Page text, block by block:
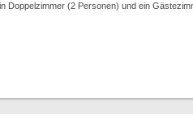
Doppelzimmer (2 Personen) und ein